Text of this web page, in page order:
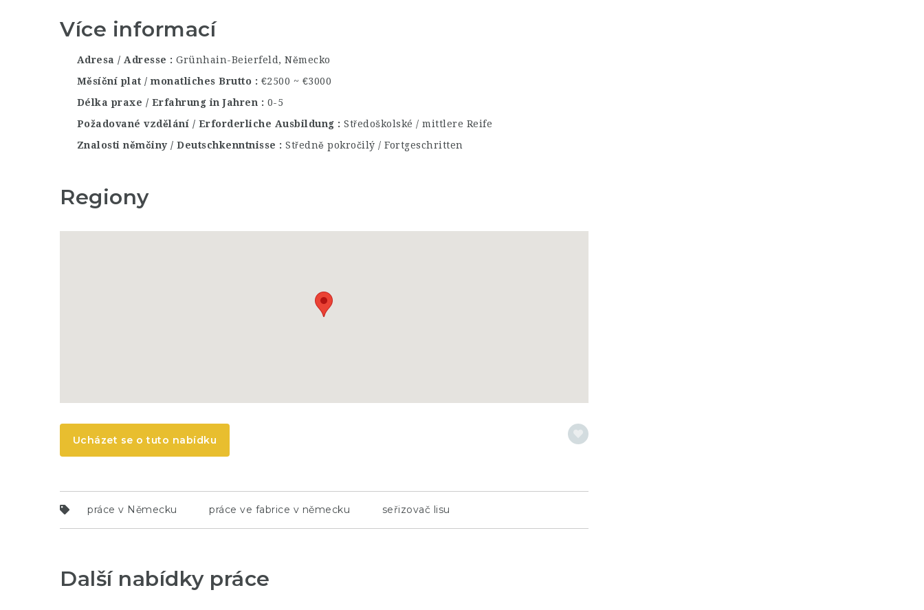
Více informací
Adresa / Adresse
Grünhain-Beierfeld, Německo
Měsíční plat / monatliches Brutto
€2500 ~ €3000
Délka praxe / Erfahrung in Jahren
0-5
Požadované vzdělání / Erforderliche Ausbildung
Středoškolské / mittlere Reife
Znalosti němčiny / Deutschkenntnisse
Středně pokročilý / Fortgeschritten
Regiony
Ucházet se o tuto nabídku
práce v Německu práce ve fabrice v německu seřizovač lisu
Další nabídky práce